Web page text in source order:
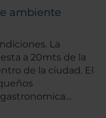
ambiente
La
a 20mts de la
de la ciudad. El